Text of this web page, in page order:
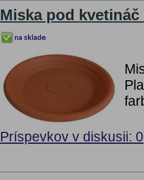
Miska pod kvetináč
Príspevkov v diskusii: 0